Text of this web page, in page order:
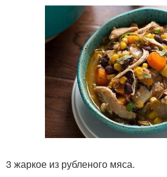
3 жаркое из рубленого мяса.